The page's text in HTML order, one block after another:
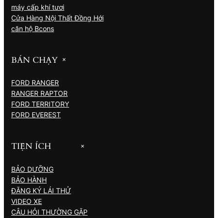
máy cấp khí tươi
Cửa Hàng Nội Thất Đồng Hới
căn hộ Bcons
BÁN CHẠY +
FORD RANGER
RANGER RAPTOR
FORD TERRITORY
FORD EVEREST
TIỆN ÍCH +
BẢO DƯỠNG
BẢO HÀNH
ĐĂNG KÝ LÁI THỬ
VIDEO XE
CÂU HỎI THƯỜNG GẶP